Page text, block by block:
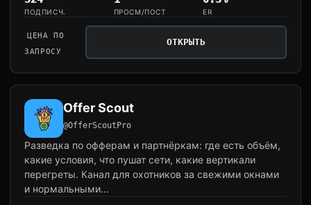
ПОДПИСЧ. ПРОСМ/ПОСТ ER
ЦЕНА ПО
ЗАПРОСУ
ОТКРЫТЬ
Offer Scout
@OfferScoutPro
Разведка по офферам и партнёркам: где есть объём,
какие условия, что пушат сети, какие вертикали
перегреты. Канал для охотников за свежими окнами
и нормальными...